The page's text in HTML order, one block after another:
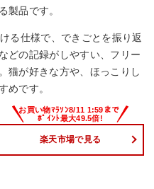
製品です。
る仕様で、できごとを振り返
どの記録がしやすい、フリー
猫が好きな方や、ほっこりし
めです。
楽天市場で見る